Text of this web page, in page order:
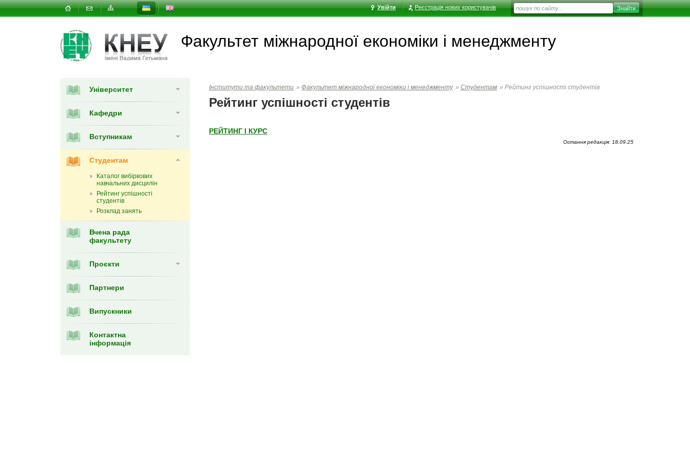
Увійти Реєстрація нових користувачів
Факультет мiжнародної економiки i менеджменту
Університет
Кафедри
Вступникам
Студентам
Каталог вибіркових
навчальних дисцилін
Рейтинг успішності
студентів
Розклад занять
Вчена рада
факультету
Проєкти
Партнери
Випускники
Контактна
інформація
Інститути та факультети » Факультет мiжнародної економiки i менеджменту » Студентам » Рейтинг успішності студентів
Рейтинг успішності студентів
РЕЙТИНГ І КУРС
Остання редакція: 18.09.25